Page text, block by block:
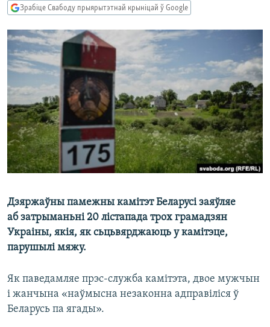
да
ПАЛІТВЯЗЬНІ
КУЛЬТУРА
КАЛЯНДАР
PREMIUM
МОВА
НА ХВАЛЯХ СВАБОДЫ
Усе сайты РС/РСЭ
Зрабіце Свабоду прыярытэтнай крыніцай ў Google
Дзяржаўны памежны камітэт Беларусі заяўляе
аб затрыманьні 20 лістапада трох грамадзян
Украіны, якія, як сьцьвярджаюць у камітэце,
парушылі мяжу.
Як паведамляе прэс-служба камітэта, двое мужчын
і жанчына «наўмысна незаконна адправіліся ў
Беларусь па ягады».